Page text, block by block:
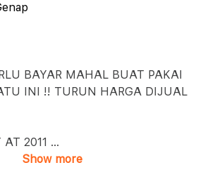
BAYAR MAHAL BUAT PAKAI
INI !! TURUN HARGA DIJUAL
2011 ...
Show more